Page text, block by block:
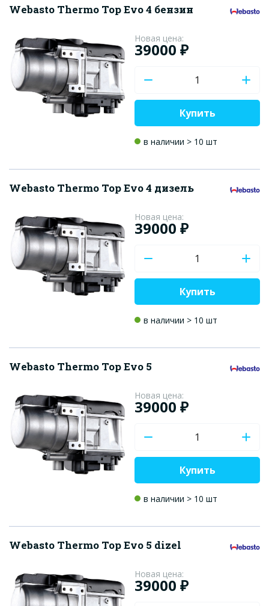
Webasto Thermo Top Evo 4 бензин
Новая цена:
39000 ₽
Купить
в наличии > 10 шт
Webasto Thermo Top Evo 4 дизель
Новая цена:
39000 ₽
Купить
в наличии > 10 шт
Webasto Thermo Top Evo 5
Новая цена:
39000 ₽
Купить
в наличии > 10 шт
Webasto Thermo Top Evo 5 dizel
Новая цена:
39000 ₽